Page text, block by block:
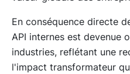
En conséquence directe
API internes est devenue
industries, reflétant une
l'impact transformateur